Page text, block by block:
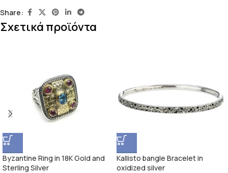
Share:
Σχετικά προϊόντα
Byzantine Ring in 18K Gold and
Sterling Silver
Kallisto bangle Bracelet in
oxidized silver